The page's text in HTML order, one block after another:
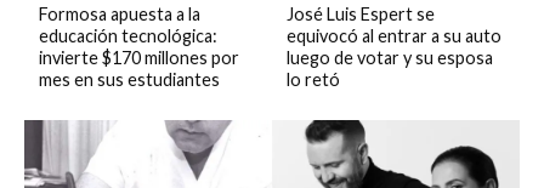
Formosa apuesta a la
educación tecnológica:
invierte $170 millones por
mes en sus estudiantes
José Luis Espert se
equivocó al entrar a su auto
luego de votar y su esposa
lo retó